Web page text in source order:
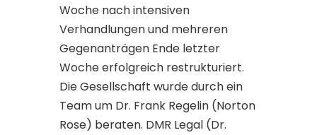
Woche nach intensiven
Verhandlungen und mehreren
Gegenanträgen Ende letzter
Woche erfolgreich restrukturiert.
Die Gesellschaft wurde durch ein
Team um Dr. Frank Regelin (Norton
Rose) beraten. DMR Legal (Dr.